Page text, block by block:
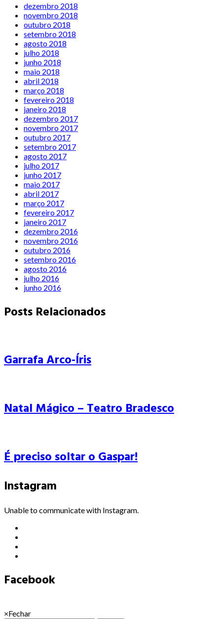
dezembro 2018
novembro 2018
outubro 2018
setembro 2018
agosto 2018
julho 2018
junho 2018
maio 2018
abril 2018
março 2018
fevereiro 2018
janeiro 2018
dezembro 2017
novembro 2017
outubro 2017
setembro 2017
agosto 2017
julho 2017
junho 2017
maio 2017
abril 2017
março 2017
fevereiro 2017
janeiro 2017
dezembro 2016
novembro 2016
outubro 2016
setembro 2016
agosto 2016
julho 2016
junho 2016
Posts Relacionados
Garrafa Arco-Íris
Natal Mágico – Teatro Bradesco
É preciso soltar o Gaspar!
Instagram
Unable to communicate with Instagram.
Facebook
×Fechar